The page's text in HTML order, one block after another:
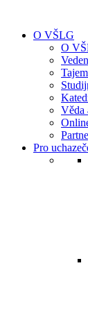
O VŠLG
O
Věda
Pro